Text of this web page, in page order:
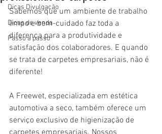
Dicas Divulgação
Dicas de venda
Passo a passo
Sabemos que um ambiente de trabalho
limpo e bem-cuidado faz toda a
diferença para a produtividade e
satisfação dos colaboradores. E quando
se trata de carpetes empresariais, não é
diferente!
A Freewet, especializada em estética
automotiva a seco, também oferece um
serviço exclusivo de higienização de